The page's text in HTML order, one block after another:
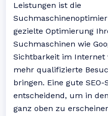
Leistungen ist die
gezielte Optimierung
Suchmaschinen wie
Sichtbarkeit im Internet
mehr qualifizierte
bringen. Eine gute SEO-
entscheidend, um in
ganz oben zu